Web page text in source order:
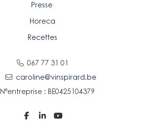
067 77 31 01
caroline@vinspirard.be
N°entreprise : BE0425104379
Presse
Horeca
Recettes
  